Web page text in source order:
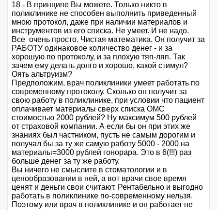
18 - В принципе Вы можете. Только никто в
поликлинике не способен выполнить приведенный
мною протокол, даже при наличии материалов и
инструментов из его списка. Не умеет. И не надо.
Все очень просто. Чистая математика. Он получит за
РАБОТУ одинаковое количество денег - и за
хорошую по протоколу, и за плохую тяп-ляп. Так
зачем ему делать долго и хорошо, какой стимул?
Оять альтруизм?
Предположим, врач поликлиники умеет работать по
современному протоколу. Сколько он получит за
свою работу в поликлинике, при условии что пациент
оплачивает материалы сверх списка ОМС
стоимостью 2000 рублей? Ну максимум 500 рублей
от страховой компании. А если бы он при этих же
знаниях был частником, пусть не самым дорогим и
получал бы за ту же самую работу 5000 - 2000 на
материалы=3000 рублей гонорара. Это в 6(!!!) раз
больше денег за ту же работу.
Вы ничего не смыслите в стоматологии и в
ценообразовании в ней, а вот врачи свое время
ценят и деньги свои считают. Рентабельно и выгодно
работать в поликлинике по-современному нельзя.
Поэтому или врач в поликлинике и он работает не